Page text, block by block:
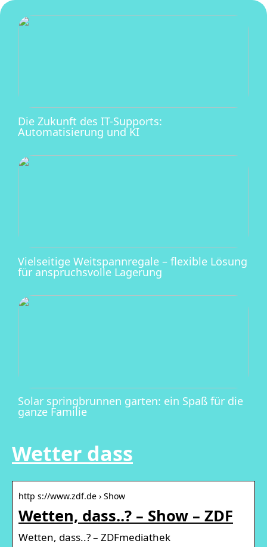
Die Zukunft des IT-Supports:
Automatisierung und KI
Vielseitige Weitspannregale – flexible Lösung
für anspruchsvolle Lagerung
Solar springbrunnen garten: ein Spaß für die
ganze Familie
Wetter dass
http s://www.zdf.de › Show
Wetten, dass..? – Show – ZDF
Wetten, dass..? – ZDFmediathek